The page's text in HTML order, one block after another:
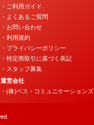
・ご利用ガイド
・よくあるご質問
・お問い合わせ
・利用規約
・プライバシーポリシー
・特定商取引に基づく表記
・スタッフ募集
運営会社
・(株)ベス・コミュニケーションズ